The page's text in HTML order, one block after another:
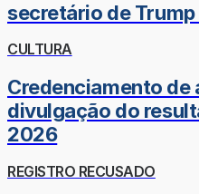
secretário de
CULTURA
Credenciamento
divulgação do
2026
REGISTRO RECUSADO